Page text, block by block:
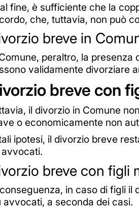
fine, è sufficiente che la
che, tuttavia, non può
breve in
peraltro, la
validamente divorziare
breve con
il divorzio in Comune
o economicamente non
ipotesi, il divorzio breve
avvocati.
breve con figli
in caso di figli il
avvocati, a seconda dei casi.